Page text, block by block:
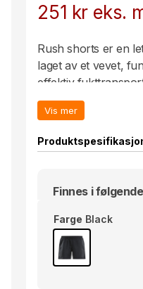
251 kr eks.
Rush shorts er en
laget av et vevet,
effektiv
merkevarebygging
firmalogoer.
• Lettvekts shorts
• God fukttransport
• Lommer i siden
Vis mer
Finnes i
Farge Black